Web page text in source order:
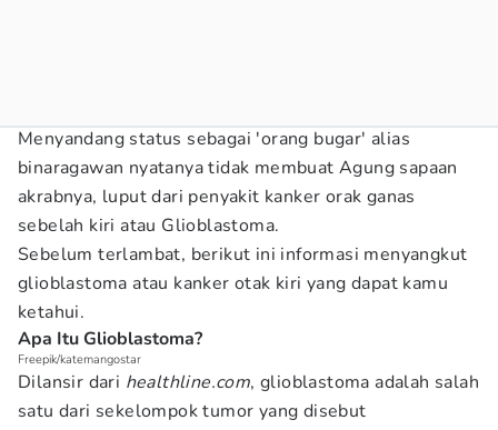
Menyandang status sebagai 'orang bugar' alias
binaragawan nyatanya tidak membuat Agung sapaan
akrabnya, luput dari penyakit kanker orak ganas
sebelah kiri atau Glioblastoma.
Sebelum terlambat, berikut ini informasi menyangkut
glioblastoma atau kanker otak kiri yang dapat kamu
ketahui.
Apa Itu Glioblastoma?
Freepik/katemangostar
Dilansir dari healthline.com, glioblastoma adalah salah
satu dari sekelompok tumor yang disebut